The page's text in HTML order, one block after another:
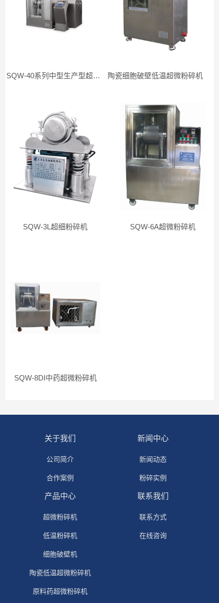
SQW-40系列中型生产型超微粉碎机 陶瓷细胞破壁低温超微粉碎机
SQW-3L超细粉碎机 SQW-6A超微粉碎机
SQW-8DI中药超微粉碎机
关于我们
公司简介
合作案例
新闻中心
新闻动态
粉碎实例
产品中心
超微粉碎机
低温粉碎机
细胞破壁机
陶瓷低温超微粉碎机
原料药超微粉碎机
联系我们
联系方式
在线咨询